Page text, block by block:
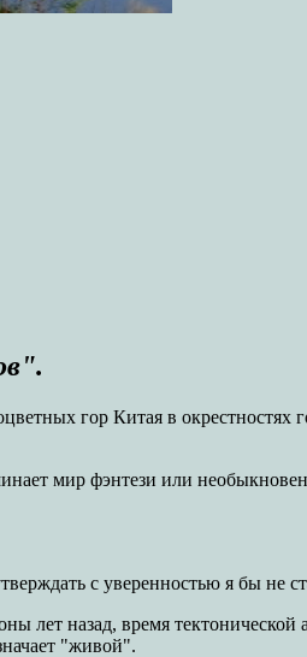
гор Китая в
мир фэнтези или
с уверенностью я бы не
лет назад, время
"живой".